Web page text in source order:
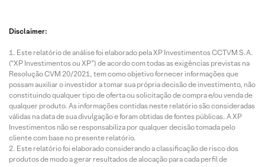
Disclaimer:
Este relatório de análise foi elaborado pela XP Investimentos CCTVM S.A.
(“XP Investimentos ou XP”) de acordo com todas as exigências previstas na
Resolução CVM 20/2021, tem como objetivo fornecer informações que
possam auxiliar o investidor a tomar sua própria decisão de investimento, não
constituindo qualquer tipo de oferta ou solicitação de compra e/ou venda de
qualquer produto. As informações contidas neste relatório são consideradas
válidas na data de sua divulgação e foram obtidas de fontes públicas. A XP
Investimentos não se responsabiliza por qualquer decisão tomada pelo
cliente com base no presente relatório.
Este relatório foi elaborado considerando a classificação de risco dos
produtos de modo a gerar resultados de alocação para cada perfil de